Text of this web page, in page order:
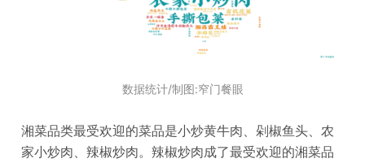
数据统计/制图:窄门餐眼
湘菜品类最受欢迎的菜品是小炒黄牛肉、剁椒鱼头、农
家小炒肉、辣椒炒肉。辣椒炒肉成了最受欢迎的湘菜品